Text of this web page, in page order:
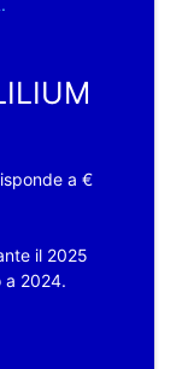
a €
il 2025
a 2024.